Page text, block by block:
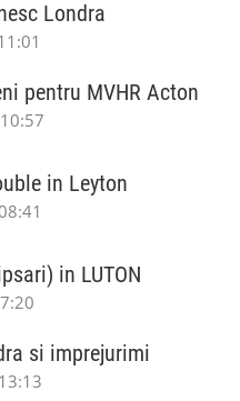
Londra
pentru MVHR Acton
in Leyton
in LUTON
si imprejurimi